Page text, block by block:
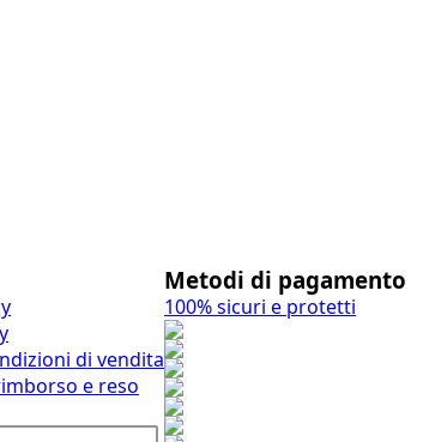
di vendita
e reso
Metodi di pagamento
100% sicuri e protetti